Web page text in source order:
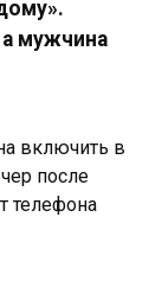
мужчина
включить в
после
телефона